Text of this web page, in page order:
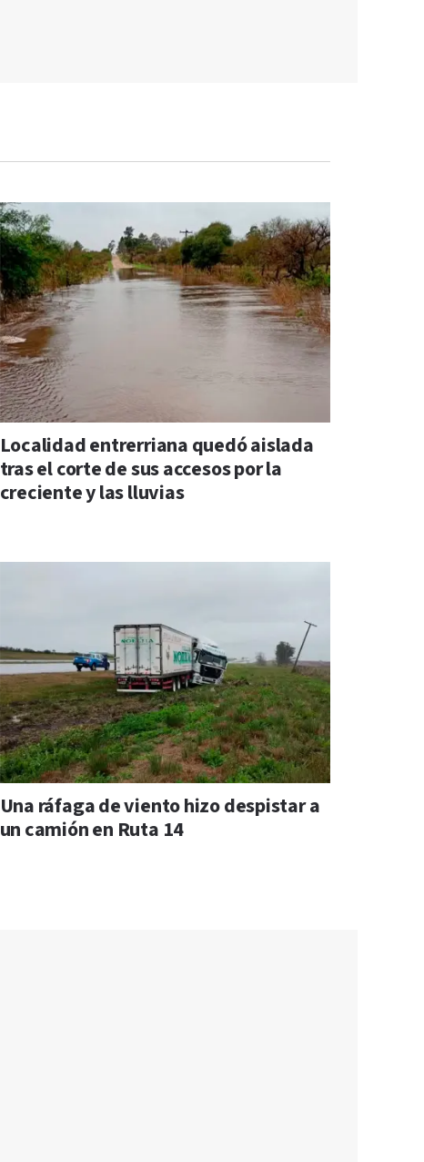
Localidad entrerriana quedó aislada
tras el corte de sus accesos por la
creciente y las lluvias
Una ráfaga de viento hizo despistar a
un camión en Ruta 14